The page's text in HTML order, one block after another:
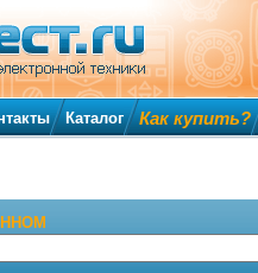
Каталог Как купить?